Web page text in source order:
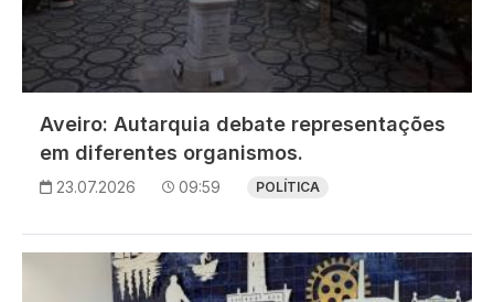
Aveiro: Autarquia debate representações
em diferentes organismos.
23.07.2026 09:59 POLÍTICA